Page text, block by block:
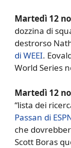
Martedì 12
dozzina di
destrorso
di WEEI.
World Series
Martedì 12
“lista dei
Passan di
che
Scott Boras